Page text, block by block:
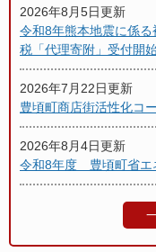
2026年8月5日更新
令和8年熊本地震に係
税「代理寄附」受付開
2026年7月22日更新
豊頃町商店街活性化コ
2026年8月4日更新
令和8年度 豊頃町省エ